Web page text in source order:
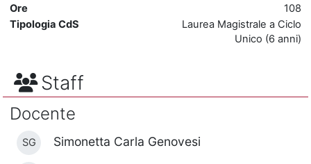
Ore
108
Tipologia CdS
Laurea Magistrale a Ciclo
Unico (6 anni)
Staff
Docente
SG Simonetta Carla Genovesi